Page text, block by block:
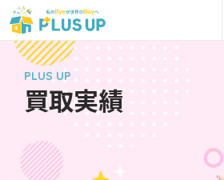
PLUS UP
買取実績